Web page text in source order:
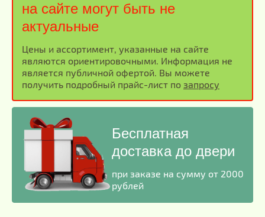
на сайте могут быть не
актуальные
Цены и ассортимент, указанные на сайте
являются ориентировочными. Информация не
является публичной офертой. Вы можете
получить подробный прайс-лист по запросу
Бесплатная
доставка до двери
при заказе на сумму от 2000
рублей